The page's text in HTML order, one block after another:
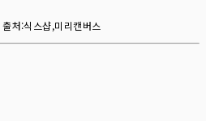
처:식스샵,미리캔버스